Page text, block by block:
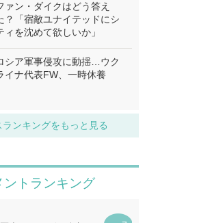
ァン・ダイクはどう答え
？「宿敵ユナイテッドにシ
ィを沈めて欲しいか」
シア軍事侵攻に動揺…ウク
イナ代表FW、一時休養
ランキングをもっと見る